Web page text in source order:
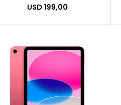
USD 199,00